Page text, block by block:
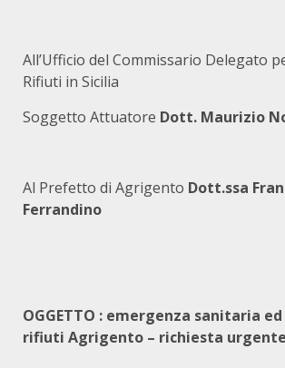
All’Ufficio del Commissario Delegato
Rifiuti in Sicilia
Soggetto Attuatore Dott. Maurizio
Al Prefetto di Agrigento Dott.ssa
Ferrandino
OGGETTO : emergenza sanitaria
rifiuti Agrigento – richiesta